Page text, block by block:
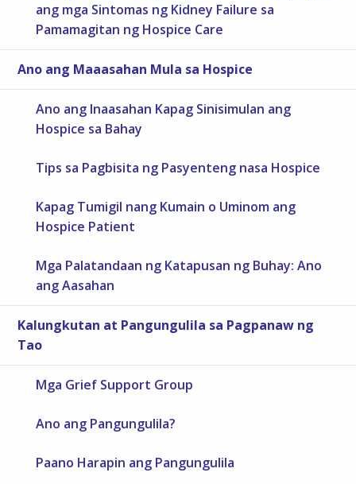
ang mga Sintomas ng Kidney Failure sa
Pamamagitan ng Hospice Care
Ano ang Maaasahan Mula sa Hospice
Ano ang Inaasahan Kapag Sinisimulan ang
Hospice sa Bahay
Tips sa Pagbisita ng Pasyenteng nasa Hospice
Kapag Tumigil nang Kumain o Uminom ang
Hospice Patient
Mga Palatandaan ng Katapusan ng Buhay: Ano
ang Aasahan
Kalungkutan at Pangungulila sa Pagpanaw ng
Tao
Mga Grief Support Group
Ano ang Pangungulila?
Paano Harapin ang Pangungulila